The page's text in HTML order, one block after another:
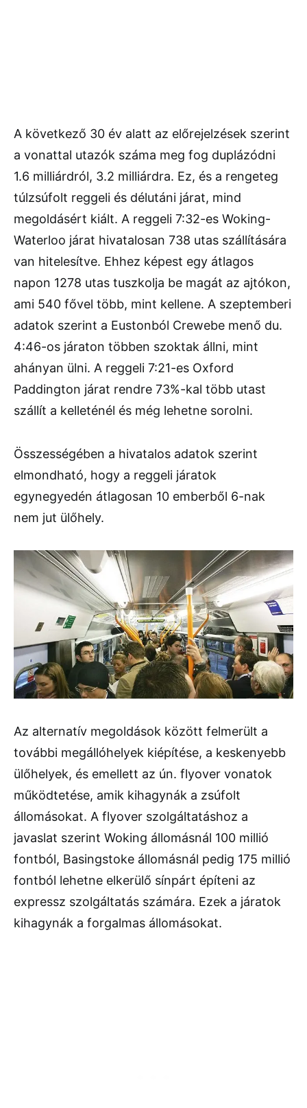
A következő 30 év alatt az előrejelzések szerint
a vonattal utazók száma meg fog duplázódni
1.6 milliárdról, 3.2 milliárdra. Ez, és a rengeteg
túlzsúfolt reggeli és délutáni járat, mind
megoldásért kiált. A reggeli 7:32-es Woking-
Waterloo járat hivatalosan 738 utas szállítására
van hitelesítve. Ehhez képest egy átlagos
napon 1278 utas tuszkolja be magát az ajtókon,
ami 540 fővel több, mint kellene. A szeptemberi
adatok szerint a Eustonból Crewebe menő du.
4:46-os járaton többen szoktak állni, mint
ahányan ülni. A reggeli 7:21-es Oxford
Paddington járat rendre 73%-kal több utast
szállít a kelleténél és még lehetne sorolni.
Összességében a hivatalos adatok szerint
elmondható, hogy a reggeli járatok
egynegyedén átlagosan 10 emberből 6-nak
nem jut ülőhely.
Az alternatív megoldások között felmerült a
további megállóhelyek kiépítése, a keskenyebb
ülőhelyek, és emellett az ún. flyover vonatok
működtetése, amik kihagynák a zsúfolt
állomásokat. A flyover szolgáltatáshoz a
javaslat szerint Woking állomásnál 100 millió
fontból, Basingstoke állomásnál pedig 175 millió
fontból lehetne elkerülő sínpárt építeni az
expressz szolgáltatás számára. Ezek a járatok
kihagynák a forgalmas állomásokat.